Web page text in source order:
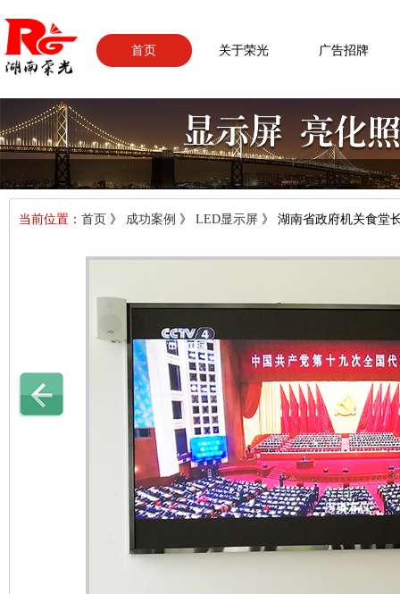
首页 关于荣光 广告招牌
当前位置： 首页 》 成功案例 》 LED显示屏 》 湖南省政府机关食堂